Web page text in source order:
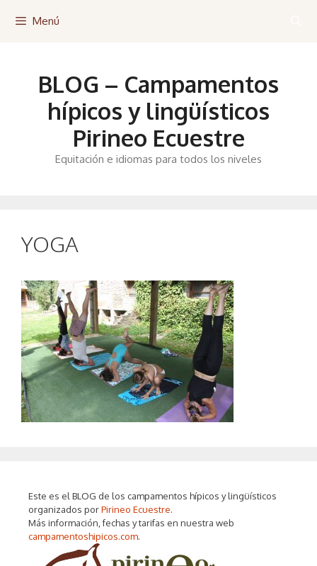
Menú
BLOG – Campamentos
hípicos y lingüísticos
Pirineo Ecuestre
Equitación e idiomas para todos los niveles
YOGA
Este es el BLOG de los campamentos hípicos y lingüísticos
organizados porPirineo Ecuestre.
Más información, fechas y tarifas en nuestra web
campamentoshipicos.com.